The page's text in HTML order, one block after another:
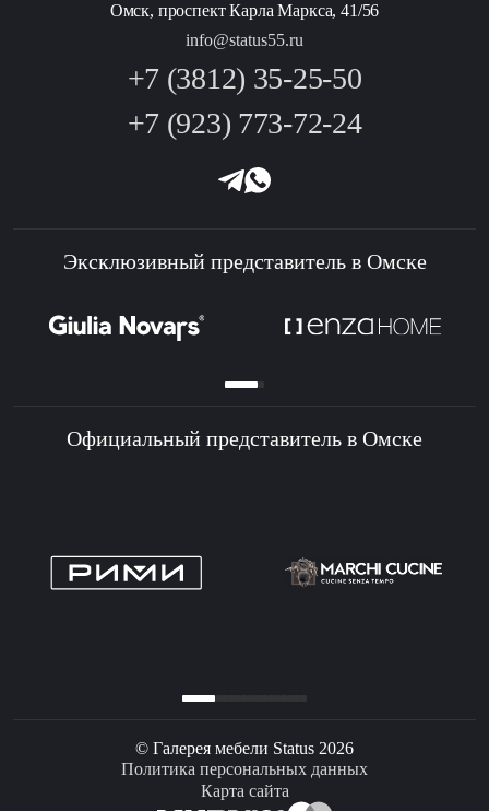
Омск, проспект Карла Маркса, 41/56
info@status55.ru
+7 (3812) 35-25-50
+7 (923) 773-72-24
Эксклюзивный представитель в Омске
Официальный представитель в Омске
© Галерея мебели Status 2026
Политика персональных данных
Карта сайта